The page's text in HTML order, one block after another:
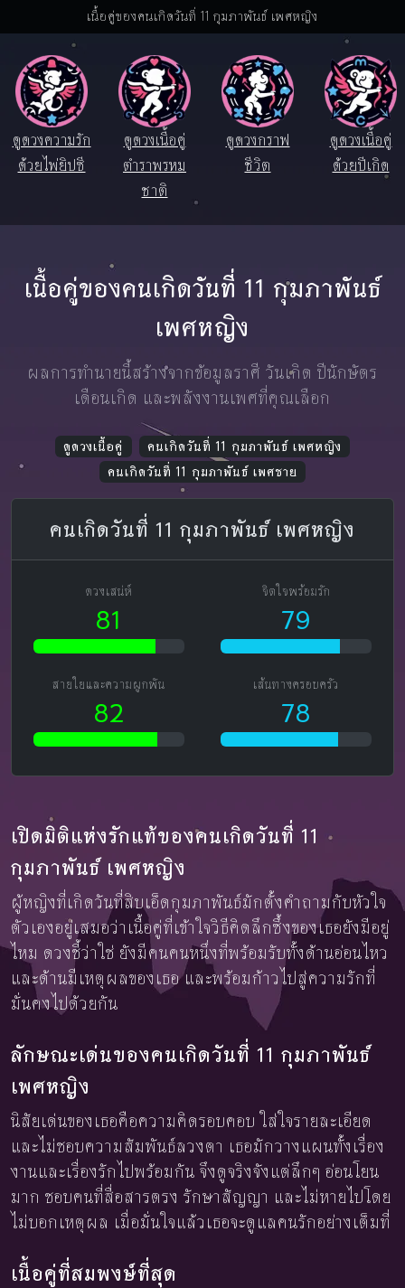
เนื้อคู่ของคนเกิดวันที่ 11 กุมภาพันธ์ เพศหญิง
ดูดวงความรัก
ด้วยไพ่ยิปซี
ดูดวงเนื้อคู่
ตำราพรหม
ชาติ
ดูดวงกราฟ
ชีวิต
ดูดวงเนื้อคู่
ด้วยปีเกิด
เนื้อคู่ของคนเกิดวันที่ 11 กุมภาพันธ์
เพศหญิง
ผลการทำนายนี้สร้างจากข้อมูลราศี วันเกิด ปีนักษัตร
เดือนเกิด และพลังงานเพศที่คุณเลือก
ดูดวงเนื้อคู่
คนเกิดวันที่ 11 กุมภาพันธ์ เพศหญิง
คนเกิดวันที่ 11 กุมภาพันธ์ เพศชาย
คนเกิดวันที่ 11 กุมภาพันธ์ เพศหญิง
ดวงเสน่ห์
81
จิตใจพร้อมรัก
79
สายใยและความผูกพัน
82
เส้นทางครอบครัว
78
เปิดมิติแห่งรักแท้ของคนเกิดวันที่ 11
กุมภาพันธ์ เพศหญิง
ผู้หญิงที่เกิดวันที่สิบเอ็ดกุมภาพันธ์มักตั้งคำถามกับหัวใจ
ตัวเองอยู่เสมอว่าเนื้อคู่ที่เข้าใจวิธีคิดลึกซึ้งของเธอยังมีอยู่
ไหม ดวงชี้ว่าใช่ ยังมีคนคนหนึ่งที่พร้อมรับทั้งด้านอ่อนไหว
และด้านมีเหตุผลของเธอ และพร้อมก้าวไปสู่ความรักที่
มั่นคงไปด้วยกัน
ลักษณะเด่นของคนเกิดวันที่ 11 กุมภาพันธ์
เพศหญิง
นิสัยเด่นของเธอคือความคิดรอบคอบ ใส่ใจรายละเอียด
และไม่ชอบความสัมพันธ์ลวงตา เธอมักวางแผนทั้งเรื่อง
งานและเรื่องรักไปพร้อมกัน จึงดูจริงจังแต่ลึกๆ อ่อนโยน
มาก ชอบคนที่สื่อสารตรง รักษาสัญญา และไม่หายไปโดย
ไม่บอกเหตุผล เมื่อมั่นใจแล้วเธอจะดูแลคนรักอย่างเต็มที่
เนื้อคู่ที่สมพงษ์ที่สุด